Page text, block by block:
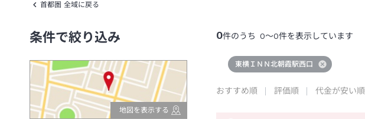
首都圏 全域に戻る
条件で絞り込み
地図を表示する
0件のうち 0～0件を表示しています
東横ＩＮＮ北朝霞駅西口
おすすめ順 評価順 代金が安い順